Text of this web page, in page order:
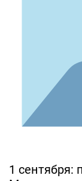
1 сентября: